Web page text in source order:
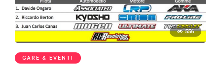
556
GARE & EVENTI